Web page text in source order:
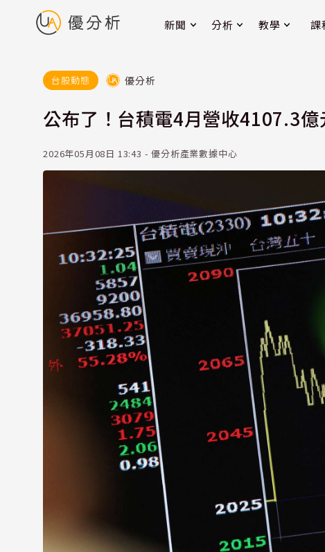
新聞 分析 教學 課
台股動態 優分析
公布了！台積電4月營收4107.3
2026年05月08日 13:43 - 優分析產業數據中心